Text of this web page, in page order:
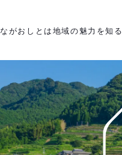
ながおしとは 地域の魅力を知る